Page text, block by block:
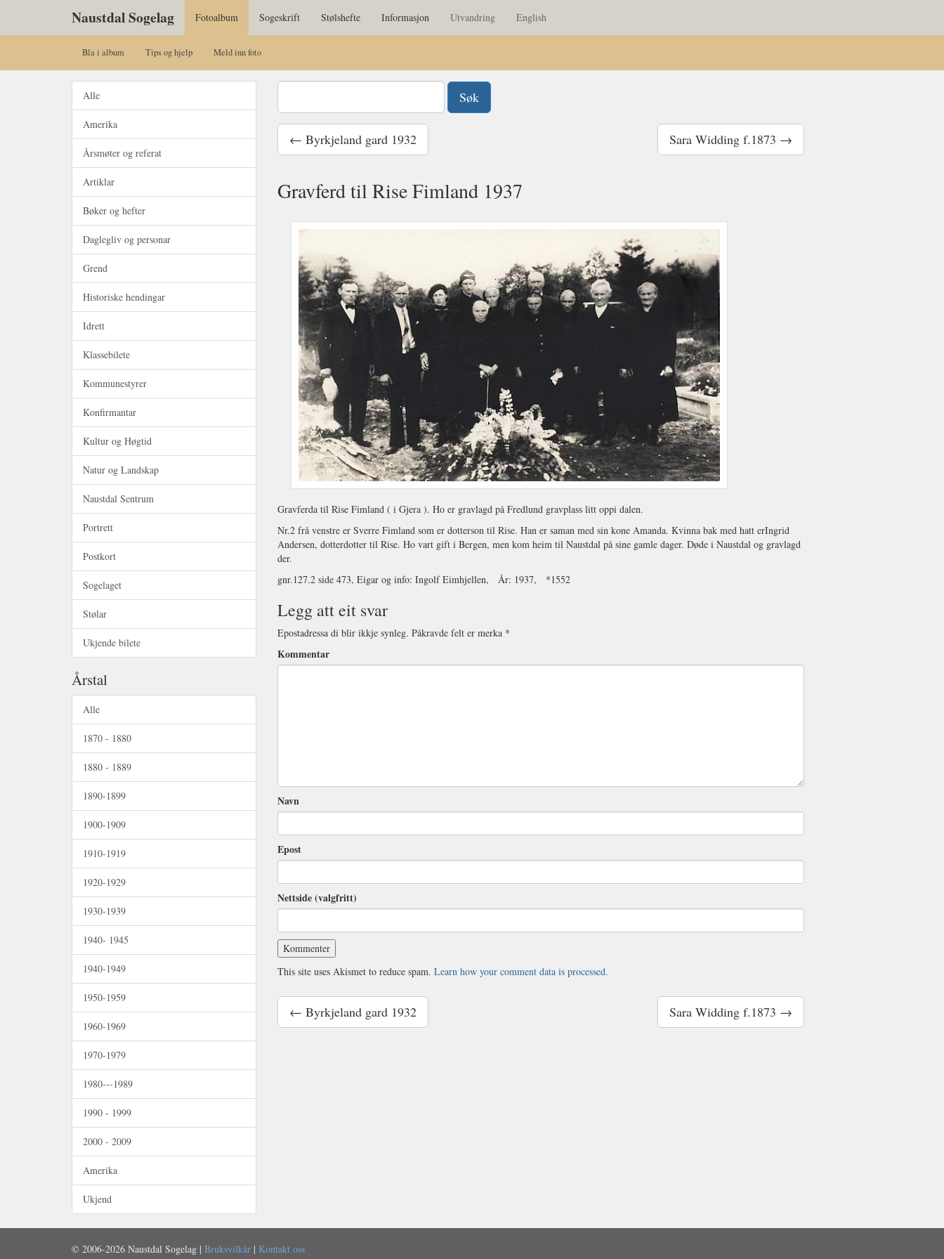
Naustdal Sogelag Fotoalbum Sogeskrift Stølshefte Informasjon Utvandring English
Bla i album Tips og hjelp Meld inn foto
Alle
Amerika
Årsmøter og referat
Artiklar
Bøker og hefter
Daglegliv og personar
Grend
Historiske hendingar
Idrett
Klassebilete
Kommunestyrer
Konfirmantar
Kultur og Høgtid
Natur og Landskap
Naustdal Sentrum
Portrett
Postkort
Sogelaget
Stølar
Ukjende bilete
Årstal
Alle
1870 - 1880
1880 - 1889
1890-1899
1900-1909
1910-1919
1920-1929
1930-1939
1940- 1945
1940-1949
1950-1959
1960-1969
1970-1979
1980---1989
1990 - 1999
2000 - 2009
Amerika
Ukjend
← Byrkjeland gard 1932 Sara Widding f.1873 →
Gravferd til Rise Fimland 1937
Gravferda til Rise Fimland ( i Gjera ). Ho er gravlagd på Fredlund gravplass litt oppi dalen.
Nr.2 frå venstre er Sverre Fimland som er dotterson til Rise. Han er saman med sin kone Amanda. Kvinna bak med hatt erIngrid
Andersen, dotterdotter til Rise. Ho vart gift i Bergen, men kom heim til Naustdal på sine gamle dager. Døde i Naustdal og gravlagd
der.
gnr.127.2 side 473, Eigar og info: Ingolf Eimhjellen, År: 1937, *1552
Legg att eit svar
Epostadressa di blir ikkje synleg. Påkravde felt er merka *
Kommentar
Navn
Epost
Nettside (valgfritt)
This site uses Akismet to reduce spam. Learn how your comment data is processed.
← Byrkjeland gard 1932 Sara Widding f.1873 →
© 2006-2026 Naustdal Sogelag | Bruksvilkår | Kontakt oss